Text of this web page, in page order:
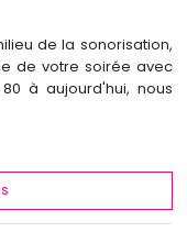
de la sonorisation,
de votre soirée avec
à aujourd'hui, nous